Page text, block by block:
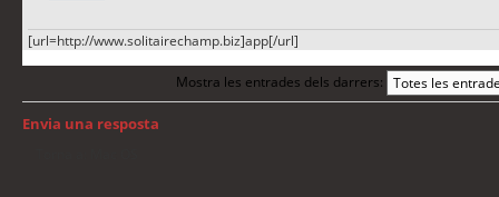
[url=http://www.solitairechamp.biz]app[/url]
Mostra les entrades dels darrers:
Envia una resposta